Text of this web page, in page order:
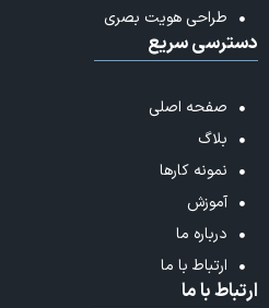
طراحی هویت بصری
دسترسی سریع
صفحه اصلی
بلاگ
نمونه کارها
آموزش
درباره ما
ارتباط با ما
ارتباط با ما